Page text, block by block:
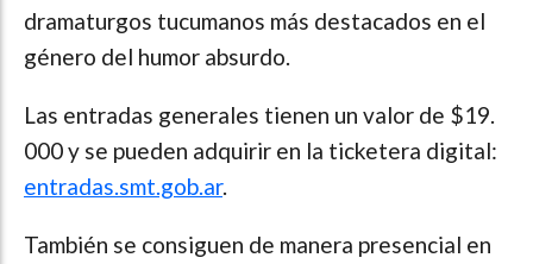
dramaturgos tucumanos más destacados en el
género del humor absurdo.
Las entradas generales tienen un valor de $19.
000 y se pueden adquirir en la ticketera digital:
entradas.smt.gob.ar.
También se consiguen de manera presencial en